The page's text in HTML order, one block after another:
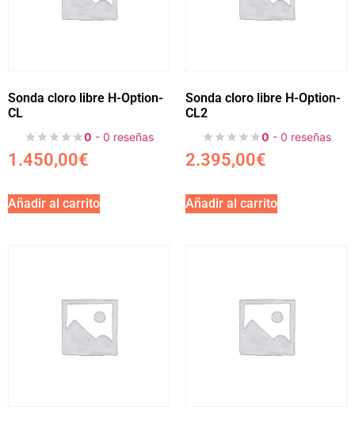
Sonda cloro libre H-Option-
CL
0 - 0 reseñas
1.450,00€
Añadir al carrito
Sonda cloro libre H-Option-
CL2
0 - 0 reseñas
2.395,00€
Añadir al carrito